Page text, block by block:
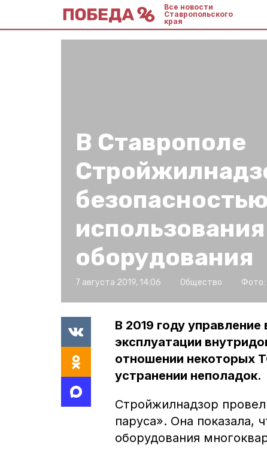
Все новости
Ставропольского
края
В Ставрополе
безопасностью
использования
оборудования
7 августа 2019, 14:06 Общество Фото:
В 2019 году
эксплуатации
отношении некоторых
устранении неполадок.
Стройжилнадзор
паруса». Она показала,
оборудования